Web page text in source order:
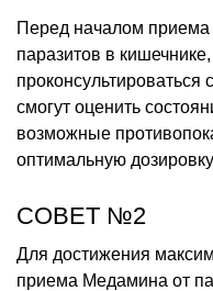
Перед началом
паразитов в
смогут оценить
возможные
оптимальную
СОВЕТ №2
Для достижения
приема Медамина от